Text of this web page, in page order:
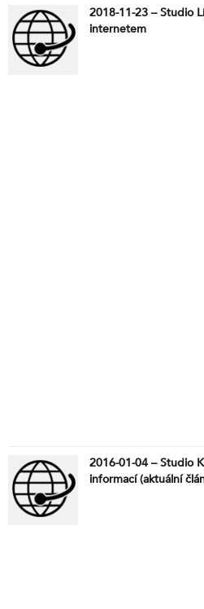
2018-11-23 – Studio
internetem
2016-01-04 – Studio
informací (aktuální